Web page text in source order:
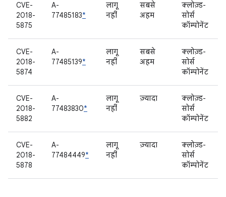
CVE-
2018-
5875
A-
77485183*
लागू
नहीं
सबसे
अहम
क्लोज़्ड-
सोर्स
कॉम्पोनेंट
CVE-
2018-
5874
A-
77485139*
लागू
नहीं
सबसे
अहम
क्लोज़्ड-
सोर्स
कॉम्पोनेंट
CVE-
2018-
5882
A-
77483830*
लागू
नहीं
ज़्यादा
क्लोज़्ड-
सोर्स
कॉम्पोनेंट
CVE-
2018-
5878
A-
77484449*
लागू
नहीं
ज़्यादा
क्लोज़्ड-
सोर्स
कॉम्पोनेंट